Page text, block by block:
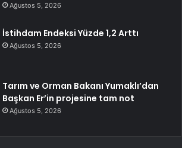
Ağustos 5, 2026
İstihdam Endeksi Yüzde 1,2 Arttı
Ağustos 5, 2026
Tarım ve Orman Bakanı Yumaklı’dan
Başkan Er’in projesine tam not
Ağustos 5, 2026